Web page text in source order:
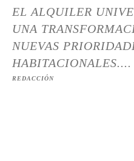
EL ALQUILER
UNA
NUEVAS
HABITACIONALES....
REDACCIÓN